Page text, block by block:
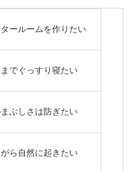
ールームを作りたい
でぐっすり寝たい
ぶしさは防ぎたい
ら自然に起きたい